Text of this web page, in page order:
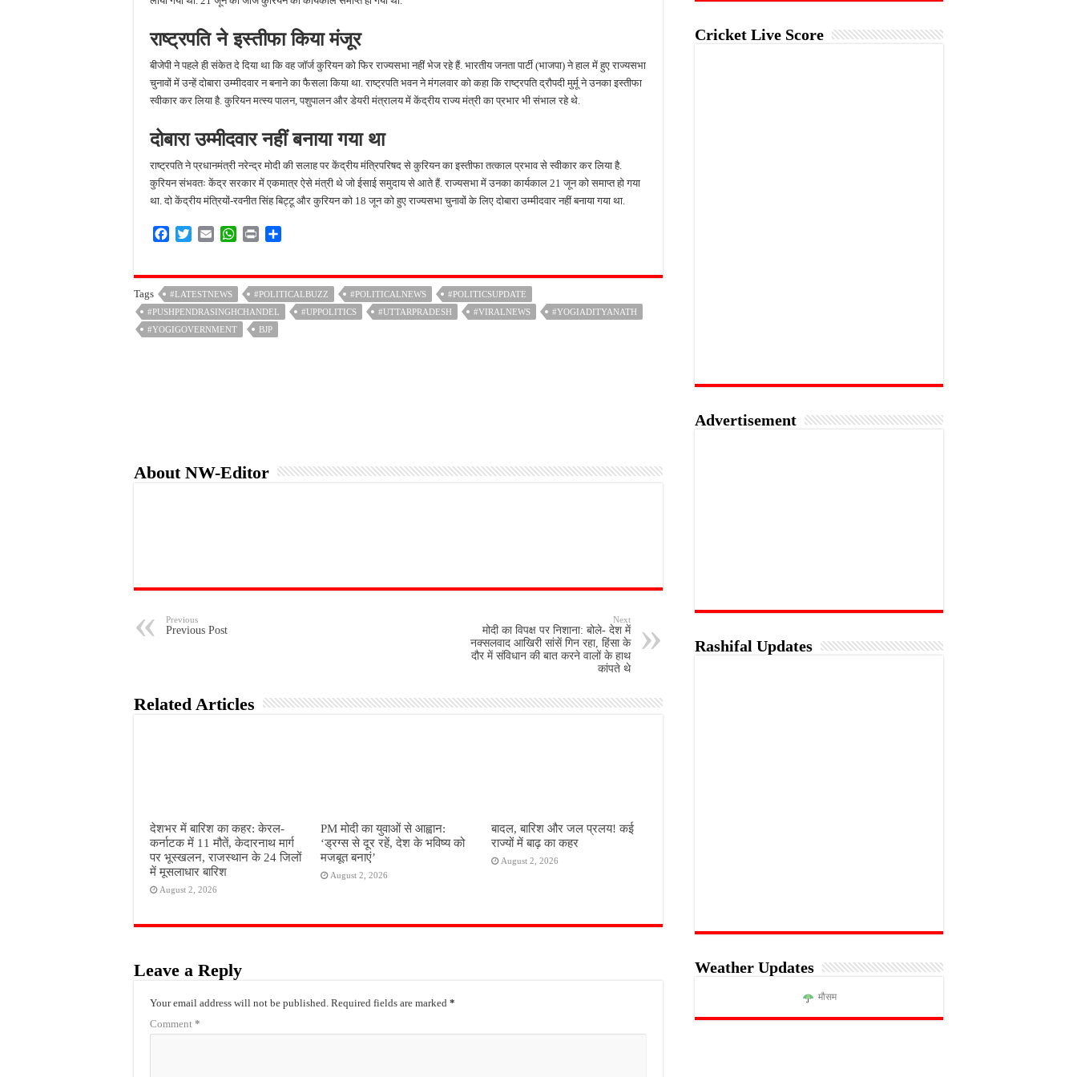
राष्‍ट्रपति ने इस्‍तीफा किया मंजूर
बीजेपी ने पहले ही संकेत दे दिया था कि वह जॉर्ज कुरियन को फिर राज्‍यसभा नहीं भेज रहे हैं. भारतीय जनता पार्टी (भाजपा) ने हाल में हुए राज्यसभा
चुनावों में उन्हें दोबारा उम्मीदवार न बनाने का फैसला किया था. राष्ट्रपति भवन ने मंगलवार को कहा कि राष्ट्रपति द्रौपदी मुर्मू ने उनका इस्तीफा
स्वीकार कर लिया है. कुरियन मत्स्य पालन, पशुपालन और डेयरी मंत्रालय में केंद्रीय राज्य मंत्री का प्रभार भी संभाल रहे थे.
दोबारा उम्मीदवार नहीं बनाया गया था
राष्ट्रपति ने प्रधानमंत्री नरेन्द्र मोदी की सलाह पर केंद्रीय मंत्रिपरिषद से कुरियन का इस्तीफा तत्काल प्रभाव से स्वीकार कर लिया है.
कुरियन संभवतः केंद्र सरकार में एकमात्र ऐसे मंत्री थे जो ईसाई समुदाय से आते हैं. राज्यसभा में उनका कार्यकाल 21 जून को समाप्त हो गया
था. दो केंद्रीय मंत्रियों-रवनीत सिंह बिट्टू और कुरियन को 18 जून को हुए राज्यसभा चुनावों के लिए दोबारा उम्मीदवार नहीं बनाया गया था.
e
b
o
o
t
t
e
r
i
l
W
t
A
p
n
t
r
e
Tags #LATESTNEWS #POLITICALBUZZ #POLITICALNEWS
#POLITICSUPDATE
#PUSHPENDRASINGHCHANDEL
#UPPOLITICS #UTTARPRADESH #VIRALNEWS
#YOGIADITYANATH
#YOGIGOVERNMENT
BJP
About NW-Editor
Previous
Previous Post
Next
मोदी का विपक्ष पर निशाना: बोले- देश में
नक्सलवाद आखिरी सांसें गिन रहा, हिंसा के
दौर में संविधान की बात करने वालों के हाथ
कांपते थे
Related Articles
देशभर में बारिश का कहर: केरल-
कर्नाटक में 11 मौतें, केदारनाथ मार्ग
पर भूस्खलन, राजस्थान के 24 जिलों
में मूसलाधार बारिश
August 2, 2026
PM मोदी का युवाओं से आह्वान:
‘ड्रग्स से दूर रहें, देश के भविष्य को
मजबूत बनाएं’
August 2, 2026
बादल, बारिश और जल प्रलय! कई
राज्यों में बाढ़ का कहर
August 2, 2026
Leave a Reply
Your email address will not be published. Required fields are marked *
Comment *
Cricket Live Score
Advertisement
Rashifal Updates
Weather Updates
मौसम